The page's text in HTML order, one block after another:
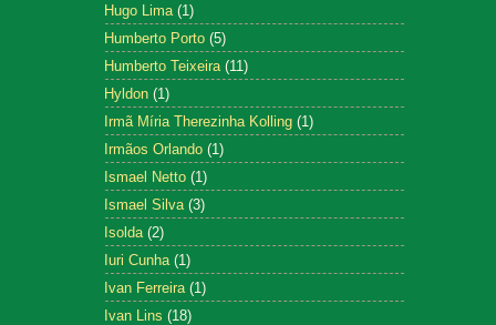
Hugo Lima (1)
Humberto Porto (5)
Humberto Teixeira (11)
Hyldon (1)
Irmã Míria Therezinha Kolling (1)
Irmãos Orlando (1)
Ismael Netto (1)
Ismael Silva (3)
Isolda (2)
Iuri Cunha (1)
Ivan Ferreira (1)
Ivan Lins (18)